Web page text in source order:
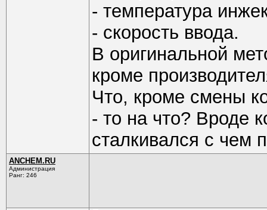
- температура
- скорость ввода.
В оригинальной
кроме
Что, кроме смены
- то на что? Вроде
сталкивался с чем
ANCHEM.RU
Администрация
Ранг: 246